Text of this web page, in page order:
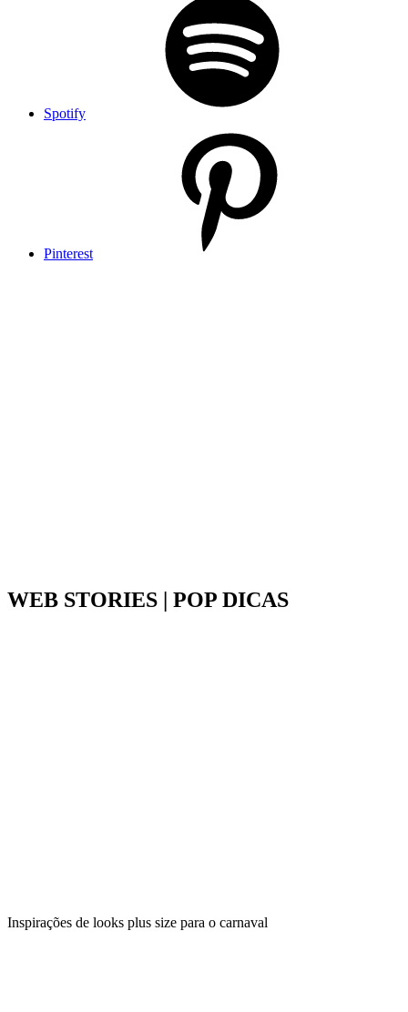
Spotify
Pinterest
WEB STORIES | POP DICAS
Inspirações de looks plus size para o carnaval